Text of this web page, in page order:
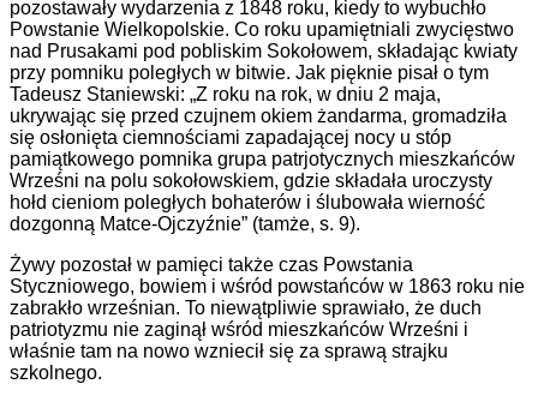
pozostawały wydarzenia z 1848 roku, kiedy to wybuchło
Powstanie Wielkopolskie. Co roku upamiętniali zwycięstwo
nad Prusakami pod pobliskim Sokołowem, składając kwiaty
przy pomniku poległych w bitwie. Jak pięknie pisał o tym
Tadeusz Staniewski: „Z roku na rok, w dniu 2 maja,
ukrywając się przed czujnem okiem żandarma, gromadziła
się osłonięta ciemnościami zapadającej nocy u stóp
pamiątkowego pomnika grupa patrjotycznych mieszkańców
Wrześni na polu sokołowskiem, gdzie składała uroczysty
hołd cieniom poległych bohaterów i ślubowała wierność
dozgonną Matce-Ojczyźnie” (tamże, s. 9).
Żywy pozostał w pamięci także czas Powstania
Styczniowego, bowiem i wśród powstańców w 1863 roku nie
zabrakło wrześnian. To niewątpliwie sprawiało, że duch
patriotyzmu nie zaginął wśród mieszkańców Wrześni i
właśnie tam na nowo wzniecił się za sprawą strajku
szkolnego.